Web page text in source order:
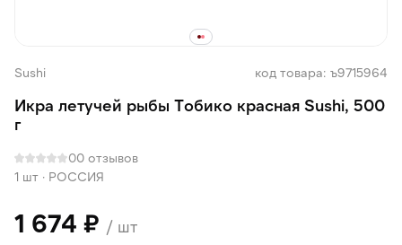
Sushi код товара: ъ9715964
Икра летучей рыбы Тобико красная Sushi, 500
г
00 отзывов
1 шт · РОССИЯ
1 674 ₽ / шт